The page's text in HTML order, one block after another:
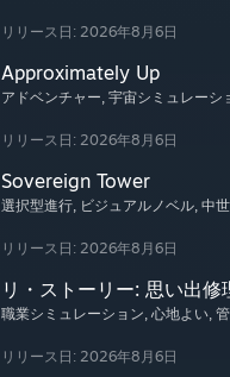
リリース日: 2026年8月6日
Approximately Up
アドベンチャー, 宇宙シミュレーシ
リリース日: 2026年8月6日
Sovereign Tower
選択型進行, ビジュアルノベル, 中世
リリース日: 2026年8月6日
リ・ストーリー: 思い出修
職業シミュレーション, 心地よい,
リリース日: 2026年8月6日